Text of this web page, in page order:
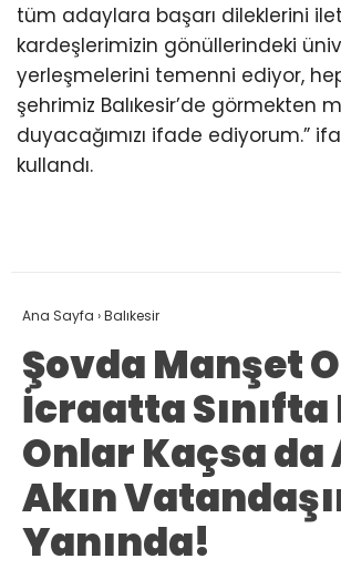
tüm adaylara başarı dileklerini
kardeşlerimizin gönüllerindeki
yerleşmelerini temenni ediyor,
şehrimiz Balıkesir’de görmekten
duyacağımızı ifade ediyorum.”
kullandı.
Ana Sayfa ›Balıkesir
Şovda Manşet
İcraatta Sınıfta
Onlar Kaçsa da
Akın
Yanında!